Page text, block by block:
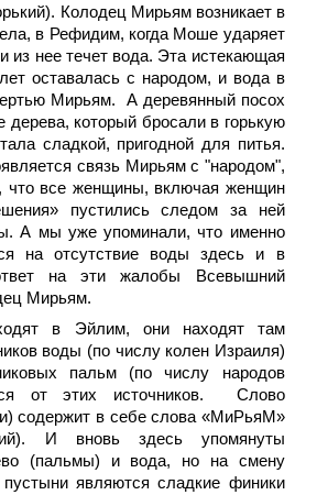
Колодец Мирьям возникает в
в Рефидим, когда Моше ударяет
из нее течет вода. Эта истекающая
оставалась с народом, и вода в
Мирьям. А деревянный посох
дерева, который бросали в горькую
сладкой, пригодной для питья.
связь Мирьям с "народом",
что все женщины, включая женщин
пустились следом за ней
А мы уже упоминали, что именно
на отсутствие воды здесь и в
на эти жалобы Всевышний
Мирьям.
в Эйлим, они находят там
воды (по числу колен Израиля)
пальм (по числу народов
от этих источников. Слово
содержит в себе слова «МиРьяМ»
И вновь здесь упомянуты
(пальмы) и вода, но на смену
пустыни являются сладкие финики